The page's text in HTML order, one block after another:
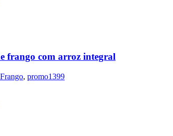
frango com arroz integral
, promo1399